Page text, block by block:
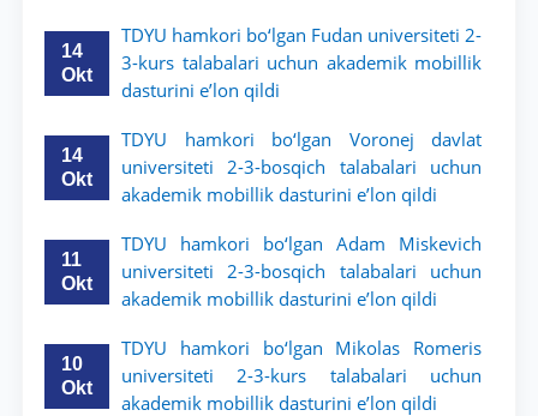
14
Okt
TDYU hamkori bo‘lgan Fudan universiteti 2-
3-kurs talabalari uchun akademik mobillik
dasturini e’lon qildi
14
Okt
TDYU hamkori bo‘lgan Voronej davlat
universiteti 2-3-bosqich talabalari uchun
akademik mobillik dasturini e’lon qildi
11
Okt
TDYU hamkori bo‘lgan Adam Miskevich
universiteti 2-3-bosqich talabalari uchun
akademik mobillik dasturini e’lon qildi
10
Okt
TDYU hamkori bo‘lgan Mikolas Romeris
universiteti 2-3-kurs talabalari uchun
akademik mobillik dasturini e’lon qildi